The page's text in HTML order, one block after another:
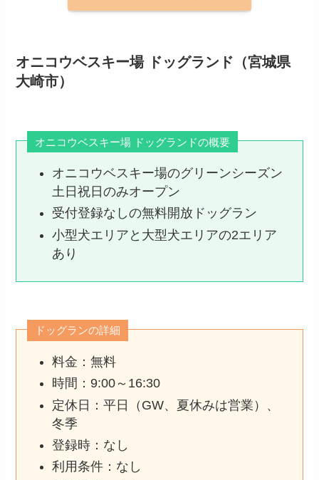
オニコウベスキー場 ドッグランド（宮城県
大崎市）
オニコウベスキー場 ドッグランドの概要
オニコウベスキー場のグリーンシーズン
土日祝日のみオープン
受付登録なしの無料開放ドッグラン
小型犬エリアと大型犬エリアの2エリア
あり
ドッグランの詳細
料金：無料
時間：9:00～16:30
定休日：平日（GW、夏休みは営業）、
冬季
登録時：なし
利用条件：なし